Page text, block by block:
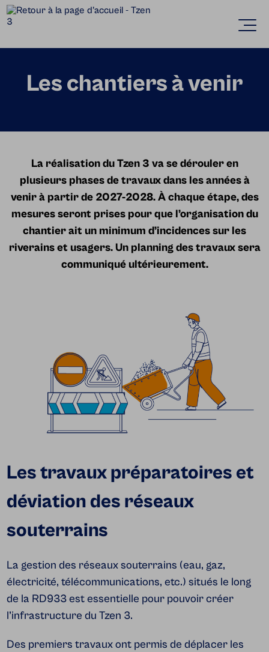
Les chantiers à venir
La réalisation du Tzen 3 va se dérouler en
plusieurs phases de travaux dans les années à
venir à partir de 2027-2028. À chaque étape, des
mesures seront prises pour que l’organisation du
chantier ait un minimum d’incidences sur les
riverains et usagers. Un planning des travaux sera
communiqué ultérieurement.
Les travaux préparatoires et
déviation des réseaux
souterrains
La gestion des réseaux souterrains (eau, gaz,
électricité, télécommunications, etc.) situés le long
de la RD933 est essentielle pour pouvoir créer
l’infrastructure du Tzen 3.
Des premiers travaux ont permis de déplacer les